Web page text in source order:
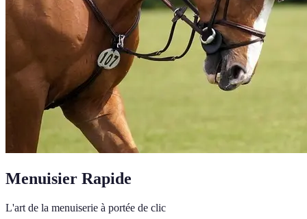
Menuisier Rapide
L'art de la menuiserie à portée de clic